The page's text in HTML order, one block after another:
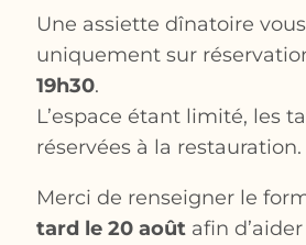
Une assiette dînatoire
uniquement sur
19h30.
L’espace étant limité, les
réservées à la restauration.
Merci de renseigner le
tard le 20 aoûtafin